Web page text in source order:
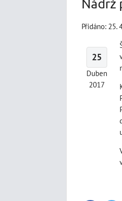
Nádrž
Přidáno: 25.
25
Duben
2017